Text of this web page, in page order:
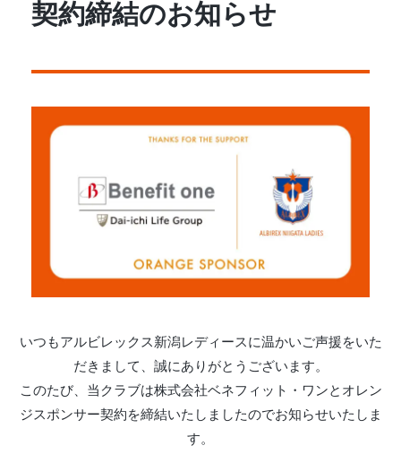
契約締結のお知らせ
いつもアルビレックス新潟レディースに温かいご声援をいた
だきまして、誠にありがとうございます。
このたび、当クラブは株式会社ベネフィット・ワンとオレン
ジスポンサー契約を締結いたしましたのでお知らせいたしま
す。